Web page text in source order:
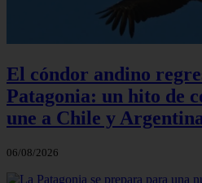
El cóndor andino
Patagonia: un hito de
une a Chile y
06/08/2026